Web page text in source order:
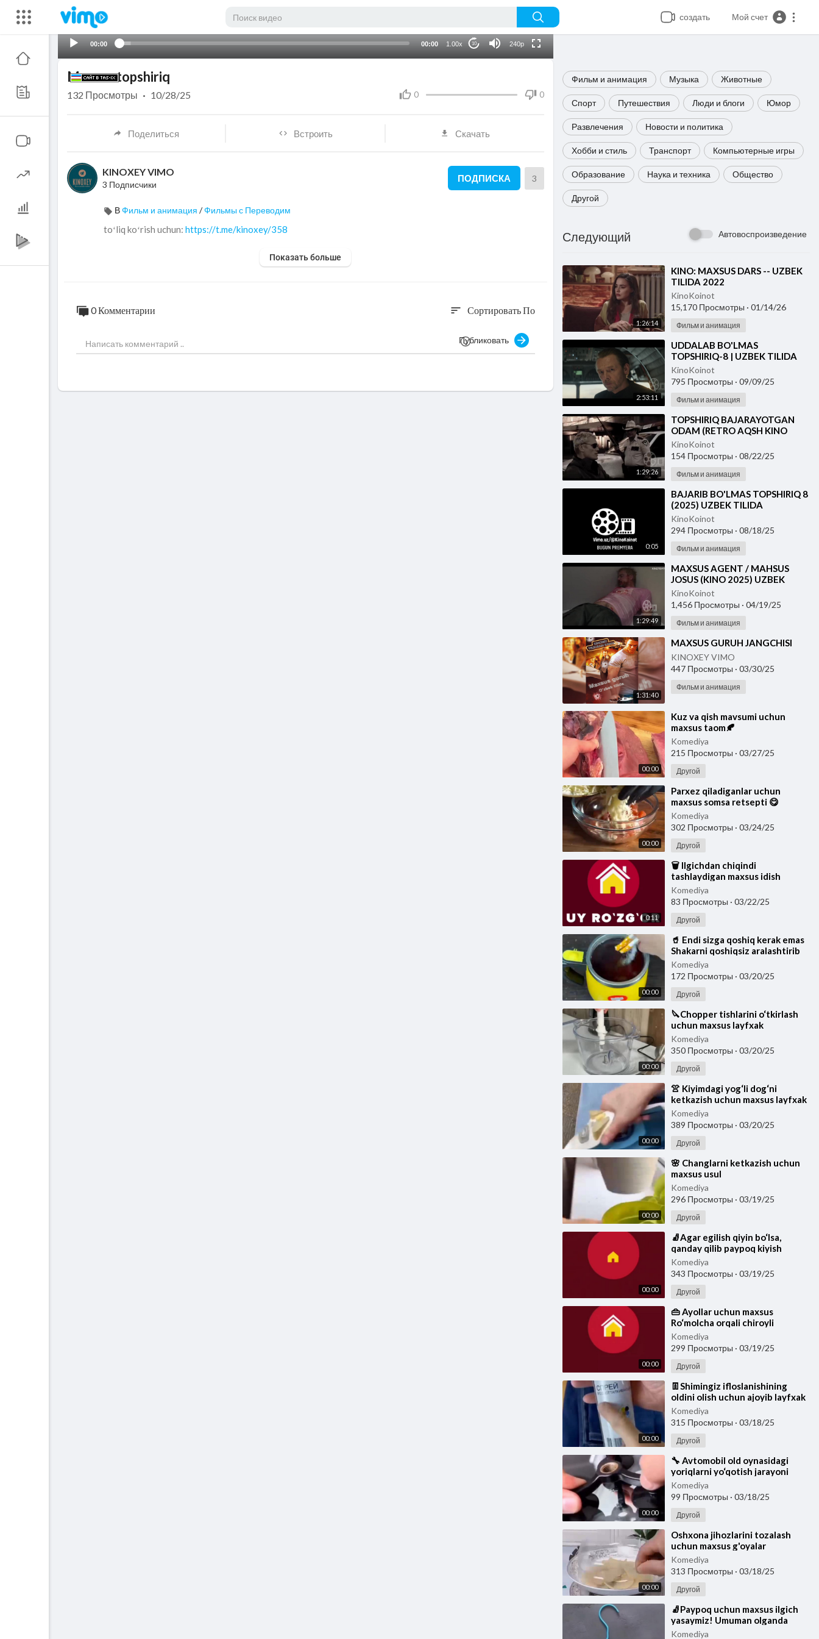
создать Мой счет
00:00 00:00 1.00x 10 240p
Фильм и анимация Музыка Животные
Спорт Путешествия Люди и блоги Юмор
Развлечения Новости и политика
Хобби и стиль Транспорт Компьютерные игры
Образование Наука и техника Общество
Другой
Следующий Автовоспроизведение
1:26:14
⁣KINO: MAXSUS DARS -- UZBEK
TILIDA 2022
KinoKoinot
15,170 Просмотры · 01/14/26
Фильм и анимация
2:53:11
⁣UDDALAB BO'LMAS
TOPSHIRIQ-8 | UZBEK TILIDA
KinoKoinot
795 Просмотры · 09/09/25
Фильм и анимация
1:29:26
⁣TOPSHIRIQ BAJARAYOTGAN
ODAM (RETRO AQSH KINO
2007) UZBEK TILIDA
KinoKoinot
154 Просмотры · 08/22/25
Фильм и анимация
0:05
⁣BAJARIB BO'LMAS TOPSHIRIQ 8
(2025) UZBEK TILIDA
KinoKoinot
294 Просмотры · 08/18/25
Фильм и анимация
1:29:49
⁣MAXSUS AGENT / MAHSUS
JOSUS (KINO 2025) UZBEK
TILIDA
KinoKoinot
1,456 Просмотры · 04/19/25
Фильм и анимация
1:31:40
⁣MAXSUS GURUH JANGCHISI
KINOXEY VIMO
447 Просмотры · 03/30/25
Фильм и анимация
00:00
⁣Kuz va qish mavsumi uchun
maxsus taom🍂
Komediya
215 Просмотры · 03/27/25
Другой
00:00
⁣Parxez qiladiganlar uchun
maxsus somsa retsepti 😋
Komediya
302 Просмотры · 03/24/25
Другой
0:11
⁣🗑️ Ilgichdan chiqindi
tashlaydigan maxsus idish
yasash mumkinligini
bilarmidingiz! Menimcha bu siz
Komediya
83 Просмотры · 03/22/25
Другой
00:00
⁣🥤 Endi sizga qoshiq kerak emas
Shakarni qoshiqsiz aralashtirib
yuboradigan maxsus chashka.
Komediya
172 Просмотры · 03/20/25
Другой
00:00
⁣🔪Chopper tishlarini o‘tkirlash
uchun maxsus layfxak
Komediya
350 Просмотры · 03/20/25
Другой
00:00
⁣👚 Kiyimdagi yog‘li dog‘ni
ketkazish uchun maxsus layfxak
Komediya
389 Просмотры · 03/20/25
Другой
00:00
⁣🌸 Changlarni ketkazish uchun
maxsus usul
Komediya
296 Просмотры · 03/19/25
Другой
00:00
⁣🧦Agar egilish qiyin bo‘lsa,
qanday qilib paypoq kiyish
kerak? Yoshi kattalar uchun
maxsus layfxak,
Komediya
343 Просмотры · 03/19/25
Другой
00:00
⁣👜 Ayollar uchun maxsus
Ro‘molcha orqali chiroyli
sumkangizni yanada chiroyli
qiling🥰
Komediya
299 Просмотры · 03/19/25
Другой
00:00
⁣👖Shimingiz ifloslanishining
oldini olish uchun ajoyib layfxak
Maxsus sprey orqali tomchilar
shimda
Komediya
315 Просмотры · 03/18/25
Другой
00:00
⁣🔧 Avtomobil old oynasidagi
yoriqlarni yo‘qotish jarayoni
Maxsus polimer moddalar
yordamida bunday s
Komediya
99 Просмотры · 03/18/25
Другой
00:00
⁣Oshxona jihozlarini tozalash
uchun maxsus g'oyalar
Komediya
313 Просмотры · 03/18/25
Другой
⁣🧦Paypoq uchun maxsus ilgich
yasaymiz! Umuman olganda
yomon g‘oya emas, sinab ko‘rsa
Komediya
Maxsus topshiriq
0 0
132 Просмотры · 10/28/25
Поделиться Встроить Скачать
KINOXEY VIMO
3 Подписчики
ПОДПИСКА 3
ВФильм и анимация /Фильмы с Переводим
toʻliq koʻrish uchun: ⁣ https://t.me/kinoxey/358
Показать больше
0 Комментарии sort Сортировать По
Публиковать